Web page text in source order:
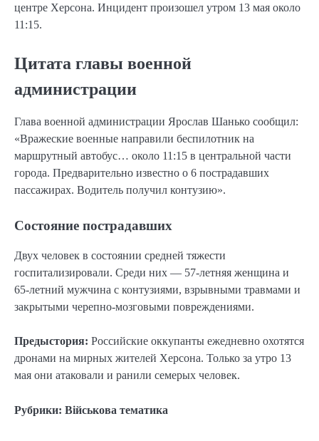
центре Херсона. Инцидент произошел утром 13 мая около
11:15.
Цитата главы военной
администрации
Глава военной администрации Ярослав Шанько сообщил:
«Вражеские военные направили беспилотник на
маршрутный автобус… около 11:15 в центральной части
города. Предварительно известно о 6 пострадавших
пассажирах. Водитель получил контузию».
Состояние пострадавших
Двух человек в состоянии средней тяжести
госпитализировали. Среди них — 57-летняя женщина и
65-летний мужчина с контузиями, взрывными травмами и
закрытыми черепно-мозговыми повреждениями.
Предыстория: Российские оккупанты ежедневно охотятся
дронами на мирных жителей Херсона. Только за утро 13
мая они атаковали и ранили семерых человек.
Рубрики: Військова тематика